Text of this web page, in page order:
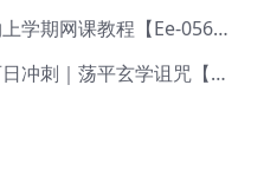
2026年周芳煜高一生物上学期网课教程【Ee-056】
2025年叁月聚粮语文百日冲刺｜荡平玄学诅咒【Ea-001】